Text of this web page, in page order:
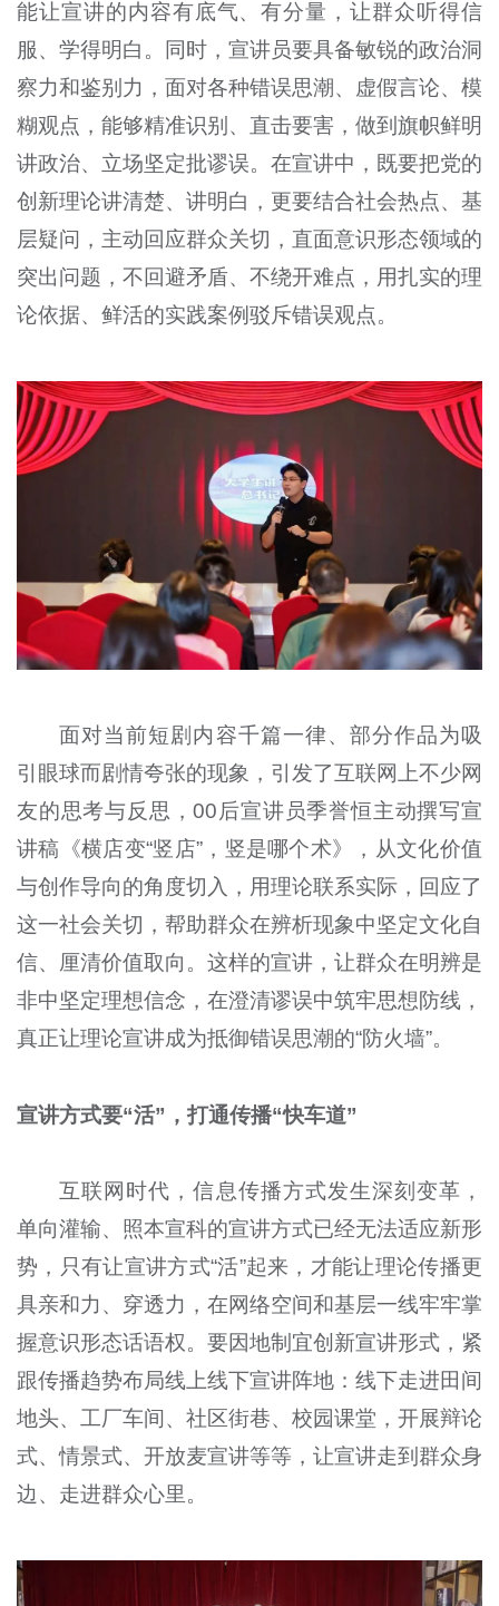
能让宣讲的内容有底气、有分量，让群众听得信
服、学得明白。同时，宣讲员要具备敏锐的政治洞
察力和鉴别力，面对各种错误思潮、虚假言论、模
糊观点，能够精准识别、直击要害，做到旗帜鲜明
讲政治、立场坚定批谬误。在宣讲中，既要把党的
创新理论讲清楚、讲明白，更要结合社会热点、基
层疑问，主动回应群众关切，直面意识形态领域的
突出问题，不回避矛盾、不绕开难点，用扎实的理
论依据、鲜活的实践案例驳斥错误观点。
面对当前短剧内容千篇一律、部分作品为吸
引眼球而剧情夸张的现象，引发了互联网上不少网
友的思考与反思，00后宣讲员季誉恒主动撰写宣
讲稿《横店变“竖店”，竖是哪个术》，从文化价值
与创作导向的角度切入，用理论联系实际，回应了
这一社会关切，帮助群众在辨析现象中坚定文化自
信、厘清价值取向。这样的宣讲，让群众在明辨是
非中坚定理想信念，在澄清谬误中筑牢思想防线，
真正让理论宣讲成为抵御错误思潮的“防火墙”。
宣讲方式要“活”，打通传播“快车道”
互联网时代，信息传播方式发生深刻变革，
单向灌输、照本宣科的宣讲方式已经无法适应新形
势，只有让宣讲方式“活”起来，才能让理论传播更
具亲和力、穿透力，在网络空间和基层一线牢牢掌
握意识形态话语权。要因地制宜创新宣讲形式，紧
跟传播趋势布局线上线下宣讲阵地：线下走进田间
地头、工厂车间、社区街巷、校园课堂，开展辩论
式、情景式、开放麦宣讲等等，让宣讲走到群众身
边、走进群众心里。